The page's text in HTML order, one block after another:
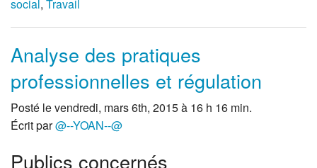
social, Travail
Analyse des pratiques
professionnelles et régulation
Posté le vendredi, mars 6th, 2015 à 16 h 16 min.
Écrit par@--YOAN--@
Publics concernés